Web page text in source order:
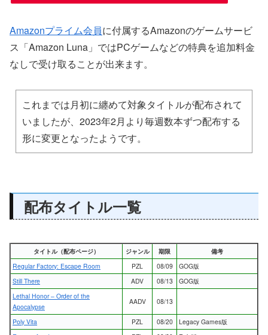
Amazonプライム会員に付属するAmazonのゲームサービ
ス「Amazon Luna」ではPCゲームなどの特典を追加料金
なしで受け取ることが出来ます。
これまでは月初に纏めて対象タイトルが配布されて
いましたが、2023年2月より毎週数本ずつ配布する
形に変更となったようです。
配布タイトル一覧
タイトル（配布ページ） ジャンル 期限
備考
Regular Factory: Escape Room
PZL 08/09
GOG版
Still There
ADV 08/13
GOG版
Lethal Honor – Order of the
Apocalypse
AADV 08/13
Poly Vita PZL 08/20
Legacy Games版